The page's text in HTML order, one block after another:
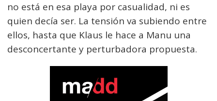
no está en esa playa por casualidad, ni es
quien decía ser. La tensión va subiendo entre
ellos, hasta que Klaus le hace a Manu una
desconcertante y perturbadora propuesta.